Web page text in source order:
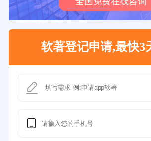
软著登记申请,最快3